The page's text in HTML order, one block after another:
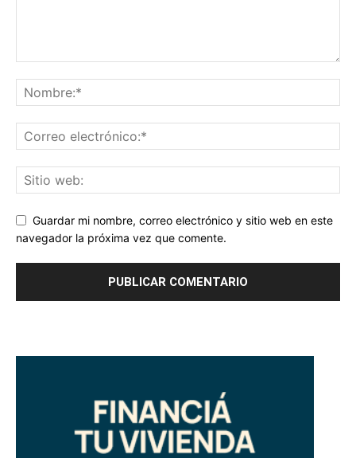
Guardar mi nombre, correo electrónico y sitio web en este
navegador la próxima vez que comente.